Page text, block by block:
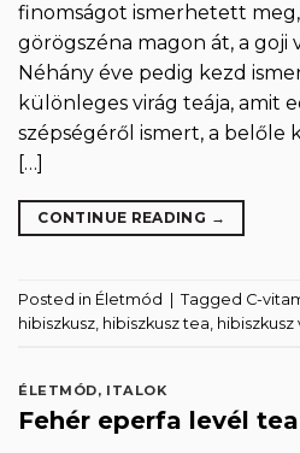
finomságot ismerhetett
görögszéna magon át, a goji
Néhány éve pedig kezd
különleges virág teája, amit
szépségéről ismert, a belőle
[…]
CONTINUE READING →
Posted in Életmód Tagged C-
hibiszkusz, hibiszkusz tea, hibiszkusz
ÉLETMÓD, ITALOK
Fehér eperfa levél